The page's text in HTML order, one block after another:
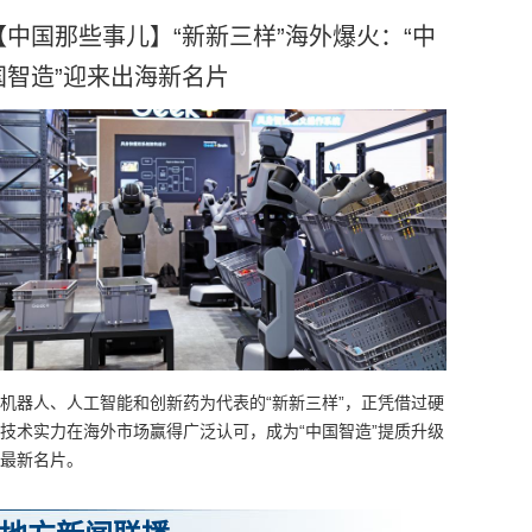
中国那些事儿】“新新三样”海外爆火：“中
智造”迎来出海新名片
器人、人工智能和创新药为代表的“新新三样”，正凭借过硬
术实力在海外市场赢得广泛认可，成为“中国智造”提质升级
新名片。